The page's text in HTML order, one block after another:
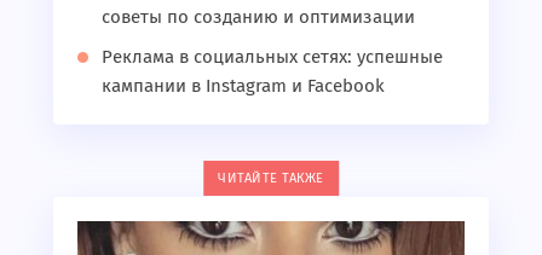
советы по созданию и оптимизации
Реклама в социальных сетях: успешные
кампании в Instagram и Facebook
ЧИТАЙТЕ ТАКЖЕ